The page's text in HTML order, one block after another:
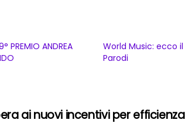
PREMIO ANDREA
World Music: ecco
Parodi
ai nuovi incentivi per efficienza